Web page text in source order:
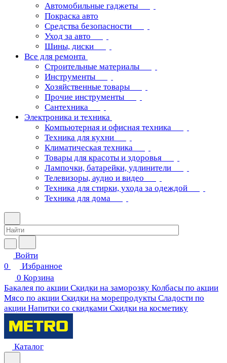
Автомобильные гаджеты
Покраска авто
Средства безопасности
Уход за авто
Шины, диски
Все для ремонта
Строительные материалы
Инструменты
Хозяйственные товары
Прочие инструменты
Сантехника
Электроника и техника
Компьютерная и офисная техника
Техника для кухни
Климатическая техника
Товары для красоты и здоровья
Лампочки, батарейки, удлинители
Телевизоры, аудио и видео
Техника для стирки, ухода за одеждой
Техника для дома
Войти
0
Избранное
0 Корзина
Бакалея по акции Скидки на заморозку Колбасы по акции
Мясо по акции Скидки на морепродукты Сладости по
акции Напитки со скидками Скидки на косметику
Каталог